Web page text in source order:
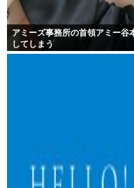
アミーズ事務所の首領アミー谷
してしまう